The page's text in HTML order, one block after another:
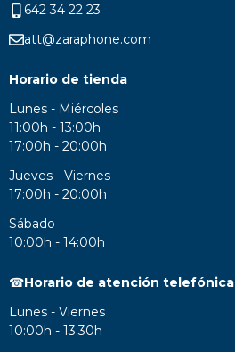
642 34 22 23
att@zaraphone.com
Horario de tienda
Lunes - Miércoles
11:00h - 13:00h
17:00h - 20:00h
Jueves - Viernes
17:00h - 20:00h
Sábado
10:00h - 14:00h
☎Horario de atención telefónica
Lunes - Viernes
10:00h - 13:30h